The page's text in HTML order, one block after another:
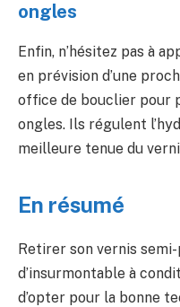
ongles
Enfin, n’hésitez pas à
en prévision d’une
office de bouclier pour
ongles. Ils régulent
meilleure tenue du
En résumé
Retirer son vernis semi-
d’insurmontable à
d’opter pour la bonne